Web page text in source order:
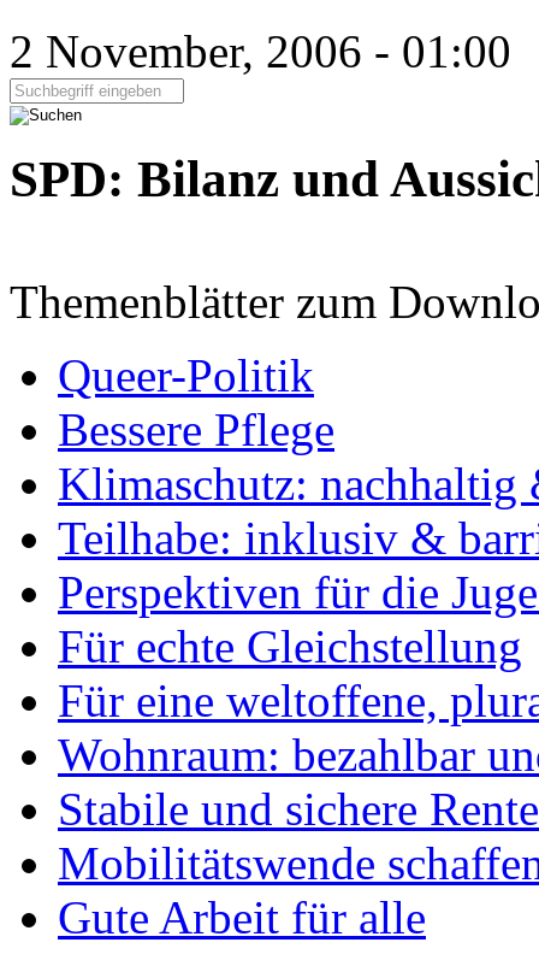
2 November, 2006 - 01:00
Seite durchsuchen:
SPD: Bilanz und
Themenblätter zum
Queer-Politik
Bessere Pflege
Klimaschutz: nachhaltig
Teilhabe: inklusiv &
Perspektiven für die
Für echte Gleichstellung
Für eine weltoffene,
Wohnraum: bezahlbar
Stabile und sichere
Mobilitätswende
Gute Arbeit für alle